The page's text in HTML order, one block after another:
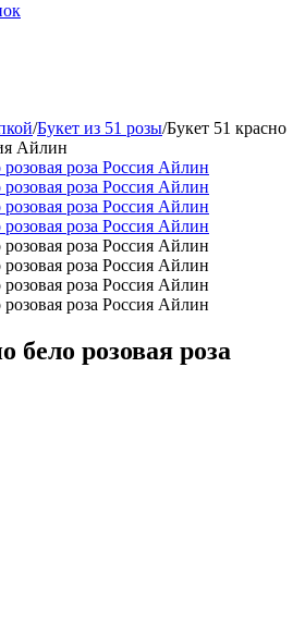
/Букет из 51 розы/Букет 51 красно
Айлин
бело розовая роза